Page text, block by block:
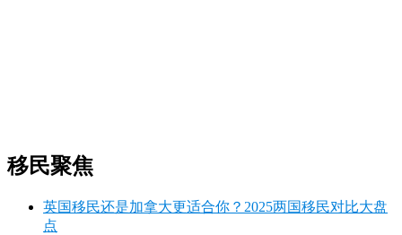
移民聚焦
英国移民还是加拿大更适合你？2025两国移民对比大盘
点